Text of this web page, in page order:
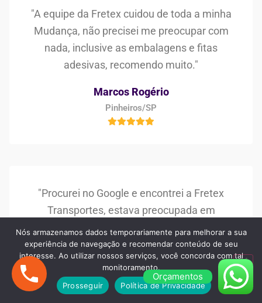
"A equipe da Fretex cuidou de toda a minha
Mudança, não precisei me preocupar com
nada, inclusive as embalagens e fitas
adesivas, recomendo muito."
Marcos Rogério
Pinheiros/SP
"Procurei no Google e encontrei a Fretex
Transportes, estava preocupada em
encontrar uma boa empresa de frete e
mudança, mas superaram as minhas
expectativas, muito bom os serviços e os
profissionais!"Orçamentos
Nós armazenamos dados temporariamente para melhorar a sua
experiência de navegação e recomendar conteúdo de seu
interesse. Ao utilizar nossos serviços, você concorda com tal
monitoramento.
Prosseguir
Política de Privacidade